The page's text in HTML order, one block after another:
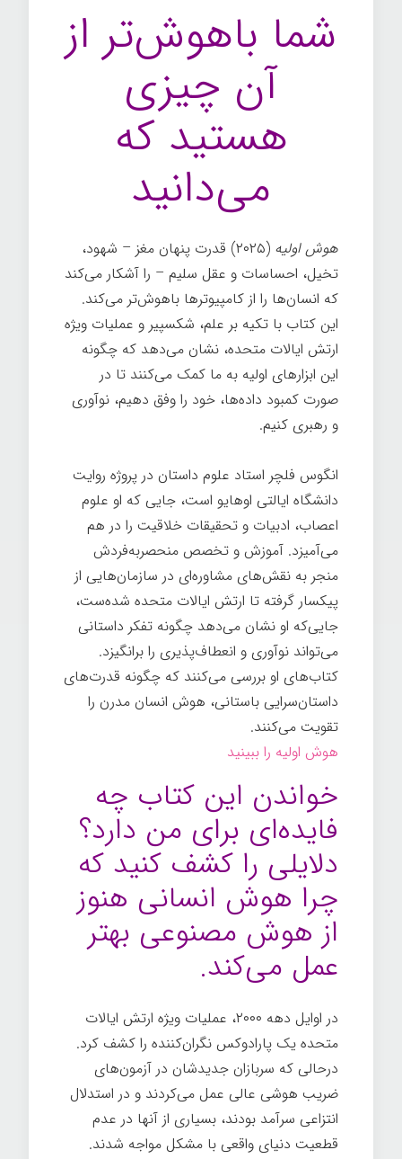
شما باهوش‌تر از
آن چیزی
هستید که
می‌دانید
هوش اولیه
(۲۰۲۵) قدرت پنهان مغز – شهود،
تخیل، احساسات و عقل سلیم – را آشکار می‌کند
که انسان‌ها را از کامپیوترها باهوش‌تر می‌کند.
این کتاب با تکیه بر علم، شکسپیر و عملیات ویژه
ارتش ایالات متحده، نشان می‌دهد که چگونه
این ابزارهای اولیه به ما کمک می‌کنند تا در
صورت کمبود داده‌ها، خود را وفق دهیم، نوآوری
و رهبری کنیم.
انگوس فلچر استاد علوم داستان در پروژه روایت
دانشگاه ایالتی اوهایو است، جایی که او علوم
اعصاب، ادبیات و تحقیقات خلاقیت را در هم
می‌آمیزد. آموزش و تخصص منحصربه‌فردش
منجر به نقش‌های مشاوره‌ای در سازمان‌هایی از
پیکسار گرفته تا ارتش ایالات متحده شده‌ست،
جایی‌که او نشان می‌دهد چگونه تفکر داستانی
می‌تواند نوآوری و انعطاف‌پذیری را برانگیزد.
کتاب‌های او بررسی می‌کنند که چگونه قدرت‌های
داستان‌سرایی باستانی، هوش انسان مدرن را
تقویت می‌کنند.
هوش اولیه را ببینید
خواندن این کتاب چه
فایده‌ای برای من دارد؟
دلایلی را کشف کنید که
چرا هوش انسانی هنوز
از هوش مصنوعی بهتر
عمل می‌کند.
در اوایل دهه ۲۰۰۰، عملیات ویژه ارتش ایالات
متحده یک پارادوکس نگران‌کننده را کشف کرد.
درحالی که سربازان جدیدشان در آزمون‌های
ضریب هوشی عالی عمل می‌کردند و در استدلال
انتزاعی سرآمد بودند، بسیاری از آنها در عدم
قطعیت دنیای واقعی با مشکل مواجه شدند.